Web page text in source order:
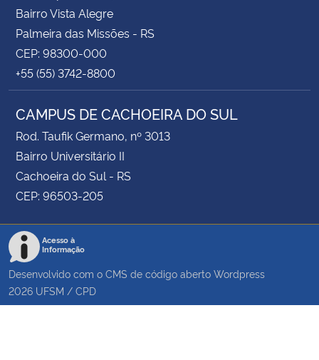
Bairro Vista Alegre
Palmeira das Missões - RS
CEP: 98300-000
+55 (55) 3742-8800
CAMPUS DE CACHOEIRA DO SUL
Rod. Taufik Germano, nº 3013
Bairro Universitário II
Cachoeira do Sul - RS
CEP: 96503-205
Acesso à
Informação
Desenvolvido com o CMS de código aberto Wordpress
2026 UFSM / CPD